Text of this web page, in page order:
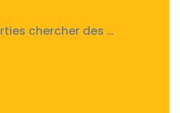
chercher des …